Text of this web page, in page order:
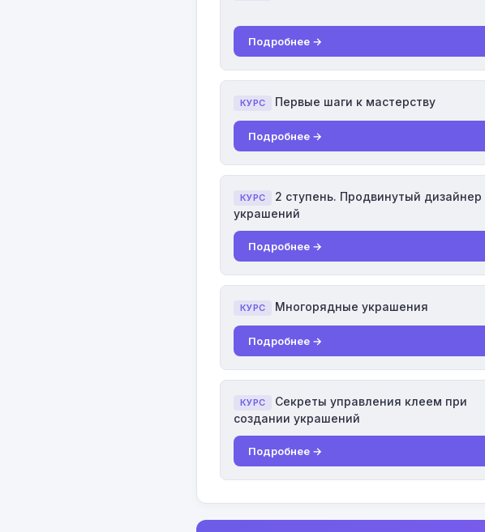
Подробнее →
КУРС Первые шаги к мастерству
Подробнее →
КУРС
2 ступень. Продвинутый дизайнер
украшений
Подробнее →
КУРС Многорядные украшения
Подробнее →
КУРС
Секреты управления клеем при
создании украшений
Подробнее →